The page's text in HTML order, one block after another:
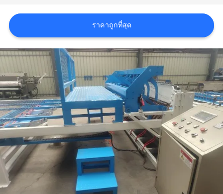
ติดต่อ
ขอ
ใบ
เสนอ
ราคา
ราคาถูกที่สุด